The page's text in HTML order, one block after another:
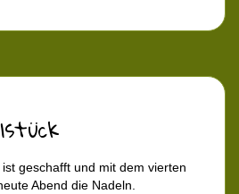
geschafft und mit dem vierten
Abend die Nadeln.